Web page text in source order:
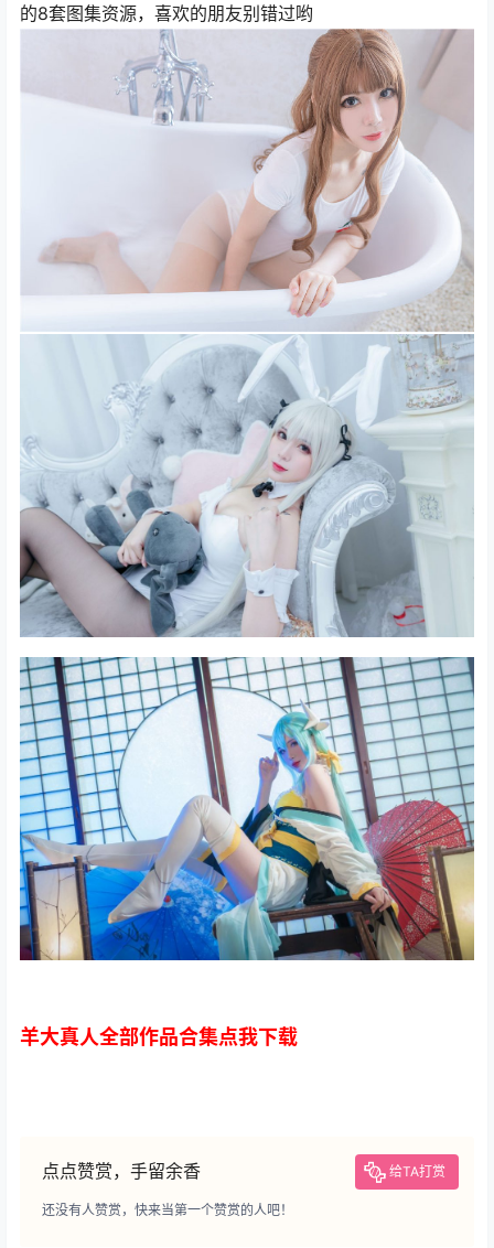
的8套图集资源，喜欢的朋友别错过哟
羊大真人全部作品合集点我下载
点点赞赏，手留余香 给TA打赏
还没有人赞赏，快来当第一个赞赏的人吧！